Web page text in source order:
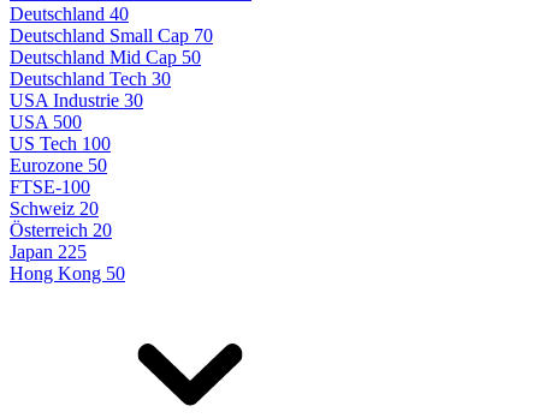
Deutschland 40
Deutschland Small Cap 70
Deutschland Mid Cap 50
Deutschland Tech 30
USA Industrie 30
USA 500
US Tech 100
Eurozone 50
FTSE-100
Schweiz 20
Österreich 20
Japan 225
Hong Kong 50